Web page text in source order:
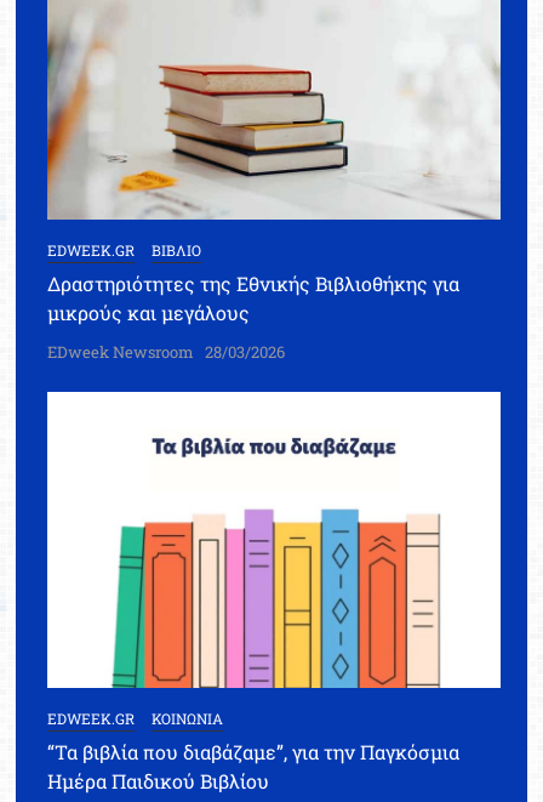
EDWEEK.GR ΒΙΒΛΙΟ
Δραστηριότητες της Εθνικής Βιβλιοθήκης για
μικρούς και μεγάλους
EDweek Newsroom 28/03/2026
EDWEEK.GR ΚΟΙΝΩΝΙΑ
“Τα βιβλία που διαβάζαμε”, για την Παγκόσμια
Ημέρα Παιδικού Βιβλίου